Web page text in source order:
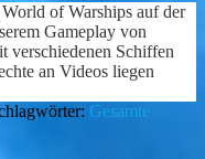
of Warships auf der
Gameplay von
verschiedenen Schiffen
an Videos liegen
Gesamte